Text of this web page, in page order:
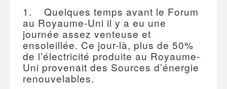
1. Quelques temps avant le Forum
au Royaume-Uni il y a eu une
journée assez venteuse et
ensoleillée. Ce jour-là, plus de 50%
de l’électricité produite au Royaume-
Uni provenait des Sources d’énergie
renouvelables.